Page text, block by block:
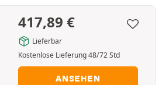
417,89 €
Lieferbar
Kostenlose Lieferung 48/72 Std
ANSEHEN